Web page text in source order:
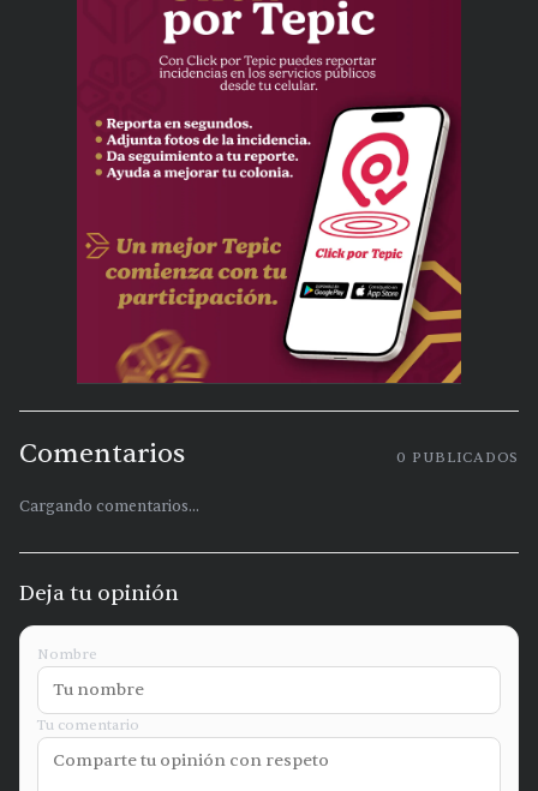
Comentarios 0 PUBLICADOS
Cargando comentarios...
Deja tu opinión
Nombre
Tu comentario